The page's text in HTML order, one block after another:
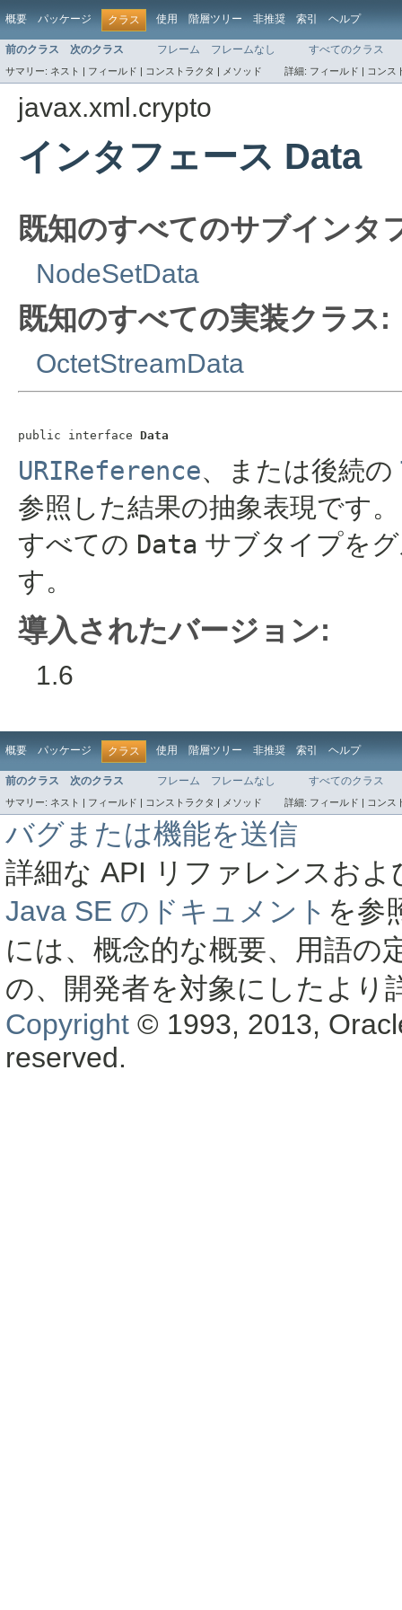
概要 パッケージ クラス 使用 階層ツリー 非推奨 索引 ヘルプ
前のクラス 次のクラス フレーム フレームなし すべてのクラス
サマリー: ネスト | フィールド | コンストラクタ | メソッド 詳細: フィールド | コンス
javax.xml.crypto
インタフェース Data
既知のすべてのサブインタ
NodeSetData
既知のすべての実装クラス:
OctetStreamData
public interface Data
URIReference、または後続の
参照した結果の抽象表現です
すべての Data サブタイプを
す。
導入されたバージョン:
1.6
概要 パッケージ クラス 使用 階層ツリー 非推奨 索引 ヘルプ
前のクラス 次のクラス フレーム フレームなし すべてのクラス
サマリー: ネスト | フィールド | コンストラクタ | メソッド 詳細: フィールド | コンス
バグまたは機能を送信
詳細な API リファレンスお
Java SE のドキュメント を参
には、概念的な概要、用語の
の、開発者を対象にしたより
Copyright © 1993, 2013,
reserved.